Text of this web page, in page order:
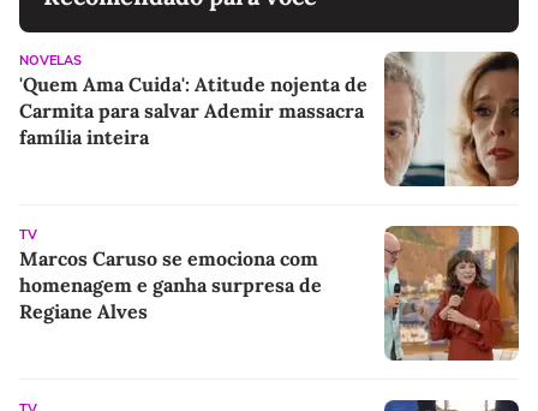
NOVELAS
'Quem Ama Cuida': Atitude nojenta de
Carmita para salvar Ademir massacra
família inteira
TV
Marcos Caruso se emociona com
homenagem e ganha surpresa de
Regiane Alves